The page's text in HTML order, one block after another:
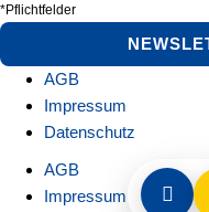
*Pflichtfelder
AGB
Impressum
Datenschutz
AGB
Impressum